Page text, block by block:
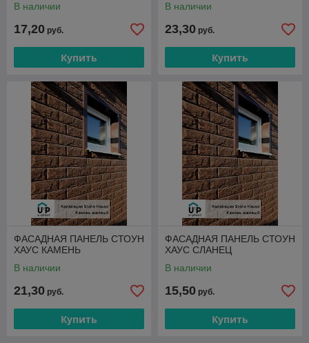
В наличии
17,20 руб.
Купить
В наличии
23,30 руб.
Купить
ФАСАДНАЯ ПАНЕЛЬ СТОУН
ХАУС КАМЕНЬ
В наличии
21,30 руб.
Купить
ФАСАДНАЯ ПАНЕЛЬ СТОУН
ХАУС СЛАНЕЦ
В наличии
15,50 руб.
Купить